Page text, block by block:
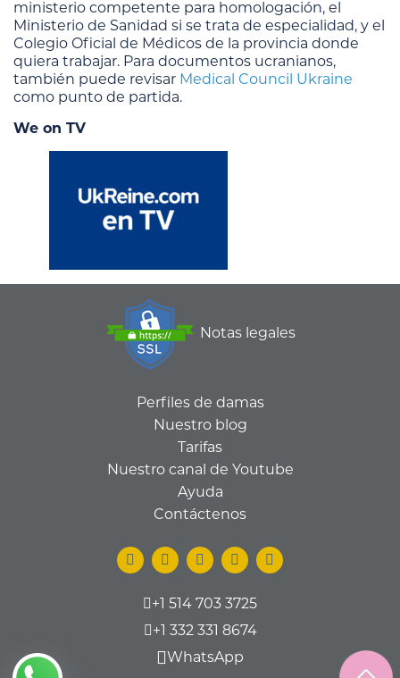
ministerio competente para homologación, el
Ministerio de Sanidad si se trata de especialidad, y el
Colegio Oficial de Médicos de la provincia donde
quiera trabajar. Para documentos ucranianos,
también puede revisar Medical Council Ukraine
como punto de partida.
We on TV
Notas legales
Perfiles de damas
Nuestro blog
Tarifas
Nuestro canal de Youtube
Ayuda
Contáctenos
+1 514 703 3725
+1 332 331 8674
WhatsApp